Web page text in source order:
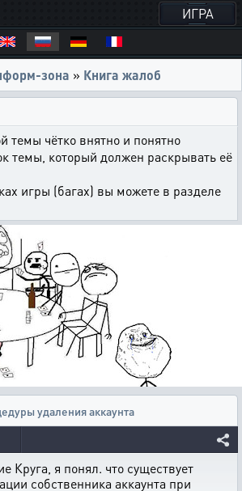
ИГРА
зона » Книга жалоб
темы чётко внятно и понятно
темы, который должен раскрывать её
игры (багах) вы можете в разделе
удаления аккаунта
Круга, я понял. что существует
собственника аккаунта при